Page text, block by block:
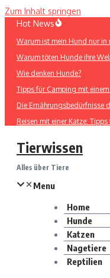
Zum Inhalt springen
Hot News
Warum ist mein Hund nur in
Warum töten Hunde ihre
Wie denken Hunde?
Tipps für Camping mit
Die Ernährungsbedürfnisse
Reisen mit einer Katze:
Tierwissen
Alles über Tiere
Menu
Home
Hunde
Katzen
Nagetiere
Reptilien